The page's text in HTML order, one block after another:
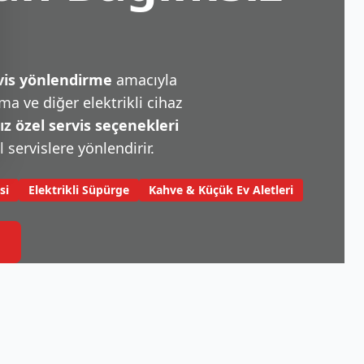
yönlendirme amacıyla
ve diğer elektrikli cihaz
özel servis seçenekleri
servislere yönlendirir.
Elektrikli Süpürge Kahve & Küçük Ev Aletleri